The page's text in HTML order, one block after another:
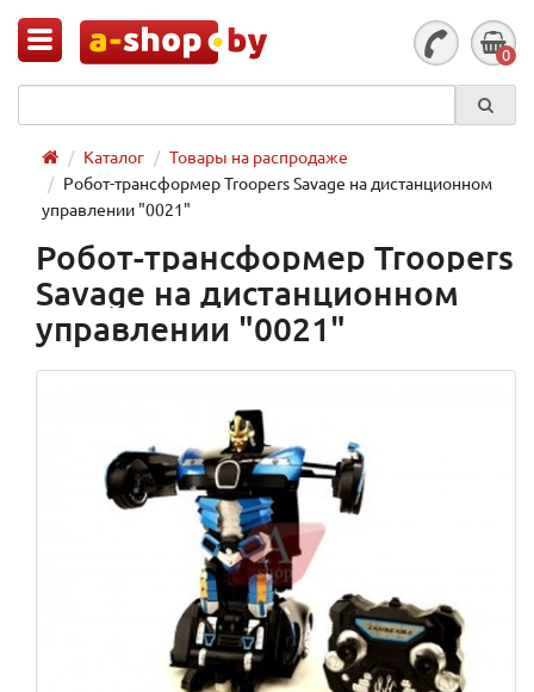
0
Каталог
Товары на распродаже
Робот-трансформер Troopers Savage на дистанционном
управлении "0021"
Робот-трансформер Troopers
Savage на дистанционном
управлении "0021"